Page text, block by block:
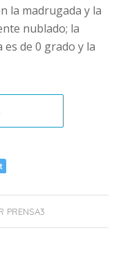
la madrugada y la
nublado; la
de 0 grado y la
PRENSA3